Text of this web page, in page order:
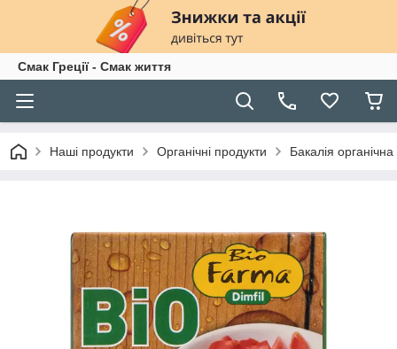
Смак Греції - Смак життя
Наші продукти Органічні продукти Бакалія органічна